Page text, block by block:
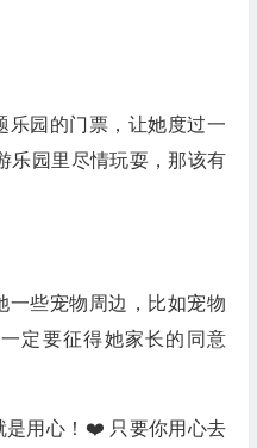
乐园的门票，让她度过一
乐园里尽情玩耍，那该有
一些宠物周边，比如宠物
定要征得她家长的同意
是用心！❤️ 只要你用心去